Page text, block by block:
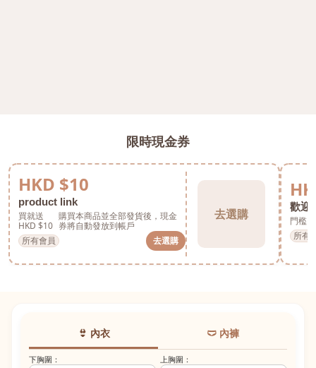
限時現金券
HKD $10
product link
買就送
HKD $10
購買本商品並全部發貨後，現金
券將自動發放到帳戶
所有會員
去選購
去選購
歡迎
門檻
所有
👙 內衣 🩲 內褲
下胸圍： 上胸圍：